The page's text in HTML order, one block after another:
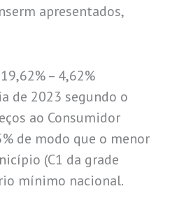
apresentados,
– 4,62%
de 2023 segundo o
ao Consumidor
de modo que o menor
(C1 da grade
mínimo nacional.